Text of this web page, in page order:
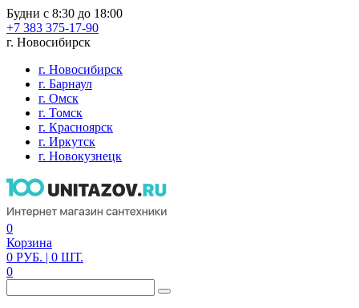
Будни с 8:30 до 18:00
+7 383 375-17-90
г. Новосибирск
г. Новосибирск
г. Барнаул
г. Омск
г. Томск
г. Красноярск
г. Иркутск
г. Новокузнецк
0
Корзина
0 РУБ. | 0 ШТ.
0